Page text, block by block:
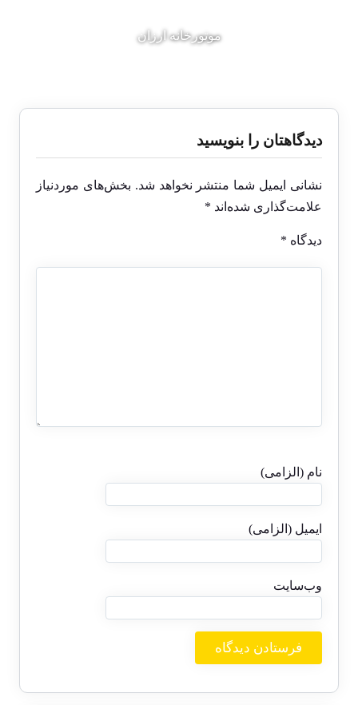
موتورخانه ارزان
دیدگاهتان را بنویسید
نشانی ایمیل شما منتشر نخواهد شد. بخش‌های موردنیاز
علامت‌گذاری شده‌اند *
دیدگاه *
نام (الزامی)
ایمیل (الزامی)
وب‌سایت